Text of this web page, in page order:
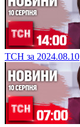
ТСН за 2024.08.10